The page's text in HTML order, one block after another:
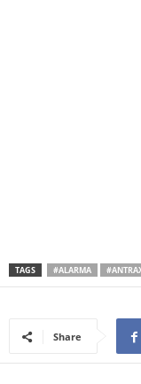
TAGS #ALARMA
Share